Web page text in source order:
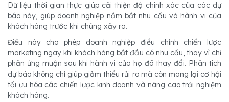
Dữ liệu thời gian thực giúp cải thiện độ chính xác của các dự
báo này, giúp doanh nghiệp nắm bắt nhu cầu và hành vi của
khách hàng trước khi chúng xảy ra.
Điều này cho phép doanh nghiệp điều chỉnh chiến lược
marketing ngay khi khách hàng bắt đầu có nhu cầu, thay vì chỉ
phản ứng muộn sau khi hành vi của họ đã thay đổi. Phân tích
dự báo không chỉ giúp giảm thiểu rủi ro mà còn mang lại cơ hội
tối ưu hóa các chiến lược kinh doanh và nâng cao trải nghiệm
khách hàng.